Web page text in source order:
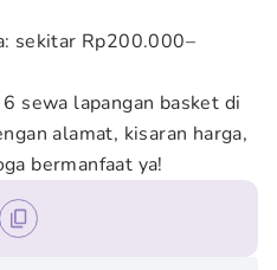
sekitar Rp200.000–
sewa lapangan basket di
alamat, kisaran harga,
bermanfaat ya!